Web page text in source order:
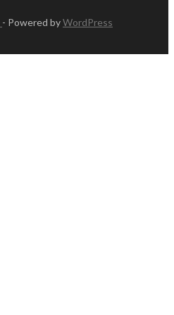
- Powered byWordPress